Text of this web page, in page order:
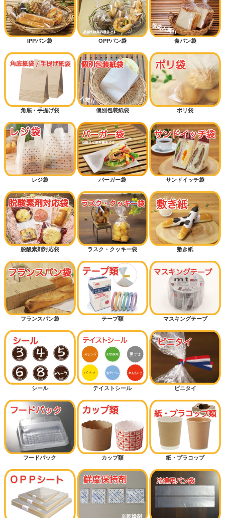
IPPパン袋 OPPパン袋 食パン袋
角底・手提げ袋 個別包装紙袋 ポリ袋
レジ袋 バーガー袋 サンドイッチ袋
脱酸素剤対応袋 ラスク・クッキー袋 敷き紙
フランスパン袋 テープ類 マスキングテープ
シール テイストシール ビニタイ
フードパック カップ類 紙・プラコップ